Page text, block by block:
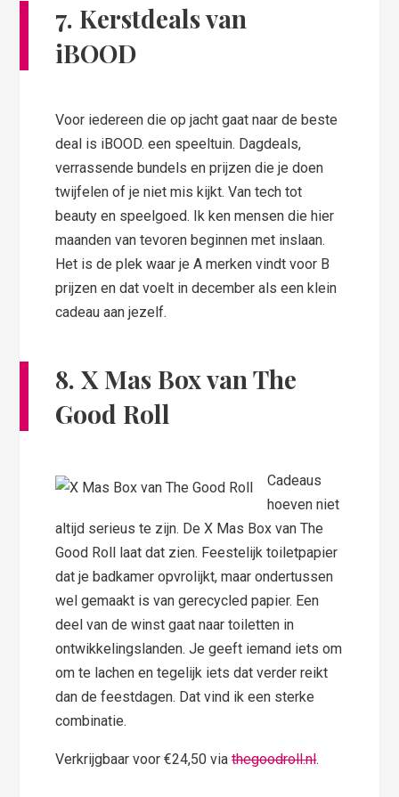
7. Kerstdeals van
iBOOD
Voor iedereen die op jacht gaat naar de beste
deal is iBOOD. een speeltuin. Dagdeals,
verrassende bundels en prijzen die je doen
twijfelen of je niet mis kijkt. Van tech tot
beauty en speelgoed. Ik ken mensen die hier
maanden van tevoren beginnen met inslaan.
Het is de plek waar je A merken vindt voor B
prijzen en dat voelt in december als een klein
cadeau aan jezelf.
8. X Mas Box van The
Good Roll
Cadeaus
hoeven niet
altijd serieus te zijn. De X Mas Box van The
Good Roll laat dat zien. Feestelijk toiletpapier
dat je badkamer opvrolijkt, maar ondertussen
wel gemaakt is van gerecycled papier. Een
deel van de winst gaat naar toiletten in
ontwikkelingslanden. Je geeft iemand iets om
om te lachen en tegelijk iets dat verder reikt
dan de feestdagen. Dat vind ik een sterke
combinatie.
Verkrijgbaar voor €24,50 viathegoodroll.nl.